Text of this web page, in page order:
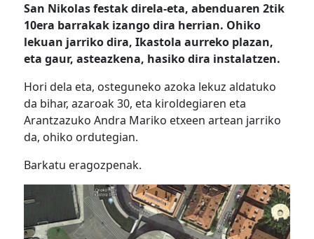
San Nikolas festak direla-eta, abenduaren 2tik
10era barrakak izango dira herrian. Ohiko
lekuan jarriko dira, Ikastola aurreko plazan,
eta gaur, asteazkena, hasiko dira instalatzen.
Hori dela eta, osteguneko azoka lekuz aldatuko
da bihar, azaroak 30, eta kiroldegiaren eta
Arantzazuko Andra Mariko etxeen artean jarriko
da, ohiko ordutegian.
Barkatu eragozpenak.